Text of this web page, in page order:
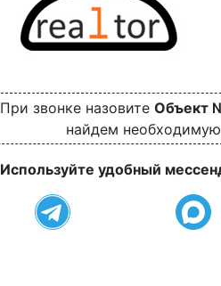
При звонке назовите Объект
найдем
Используйте удобный